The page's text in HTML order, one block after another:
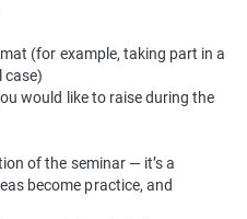
(for example, taking part in a
case)
would like to raise during the
of the seminar — it’s a
become practice, and